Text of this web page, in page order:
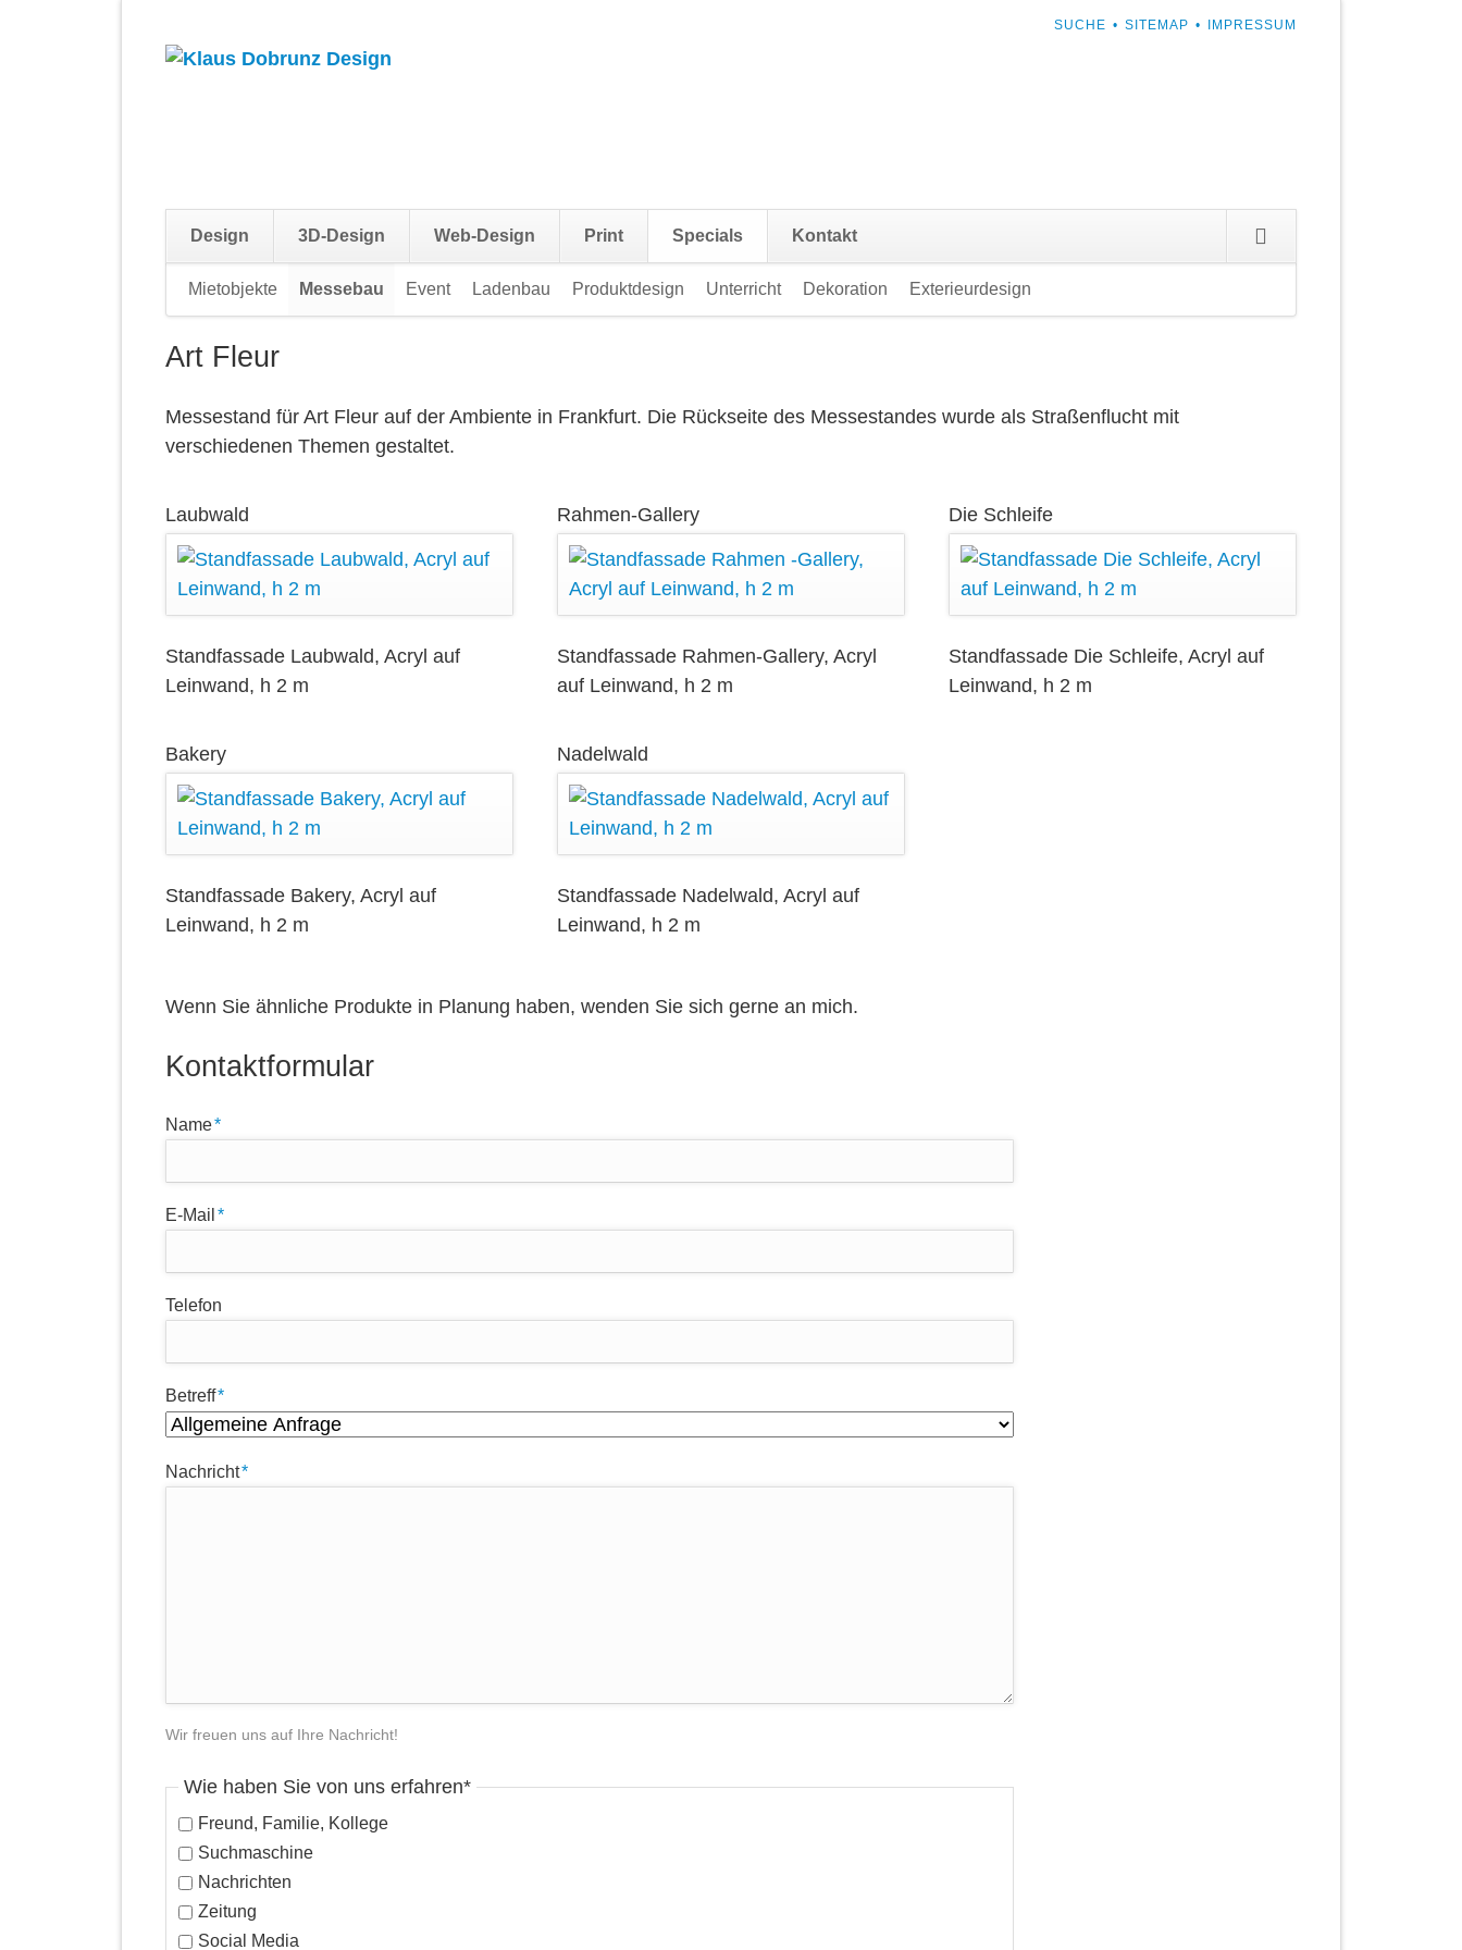
NAVIGATION
SUCHE SITEMAP IMPRESSUM
überspringen
Design 3D-Design Web-Design Print Specials Kontakt
überspringen
überspringen
Mietobjekte Messebau Event Ladenbau Produktdesign Unterricht Dekoration Exterieurdesign
Art Fleur
Messestand für Art Fleur auf der Ambiente in Frankfurt. Die Rückseite des Messestandes wurde als Straßenflucht mit
verschiedenen Themen gestaltet.
Laubwald
Standfassade Laubwald, Acryl auf
Leinwand, h 2 m
Rahmen-Gallery
Standfassade Rahmen-Gallery, Acryl
auf Leinwand, h 2 m
Die Schleife
Standfassade Die Schleife, Acryl auf
Leinwand, h 2 m
Bakery
Standfassade Bakery, Acryl auf
Leinwand, h 2 m
Nadelwald
Standfassade Nadelwald, Acryl auf
Leinwand, h 2 m
Wenn Sie ähnliche Produkte in Planung haben, wenden Sie sich gerne an mich.
Kontaktformular
Pflichtfeld
Name*
Pflichtfeld
E-Mail *
Telefon
Pflichtfeld
Betreff*
Pflichtfeld
Nachricht*
Wir freuen uns auf Ihre Nachricht!
Pflichtfeld
Wie haben Sie von uns erfahren*
Freund, Familie, Kollege
Suchmaschine
Nachrichten
Zeitung
Social Media